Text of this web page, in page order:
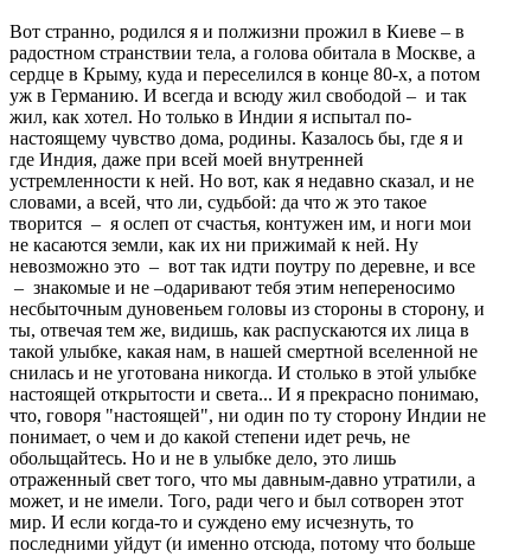
Вот странно, родился я и полжизни прожил в Киеве – в
радостном странствии тела, а голова обитала в Москве, а
сердце в Крыму, куда и переселился в конце 80-х, а потом
уж в Германию. И всегда и всюду жил свободой – и так
жил, как хотел. Но только в Индии я испытал по-
настоящему чувство дома, родины. Казалось бы, где я и
где Индия, даже при всей моей внутренней
устремленности к ней. Но вот, как я недавно сказал, и не
словами, а всей, что ли, судьбой: да что ж это такое
творится – я ослеп от счастья, контужен им, и ноги мои
не касаются земли, как их ни прижимай к ней. Ну
невозможно это – вот так идти поутру по деревне, и все
– знакомые и не –одаривают тебя этим непереносимо
несбыточным дуновеньем головы из стороны в сторону, и
ты, отвечая тем же, видишь, как распускаются их лица в
такой улыбке, какая нам, в нашей смертной вселенной не
снилась и не уготована никогда. И столько в этой улыбке
настоящей открытости и света... И я прекрасно понимаю,
что, говоря "настоящей", ни один по ту сторону Индии не
понимает, о чем и до какой степени идет речь, не
обольщайтесь. Но и не в улыбке дело, это лишь
отраженный свет того, что мы давным-давно утратили, а
может, и не имели. Того, ради чего и был сотворен этот
мир. И если когда-то и суждено ему исчезнуть, то
последними уйдут (и именно отсюда, потому что больше